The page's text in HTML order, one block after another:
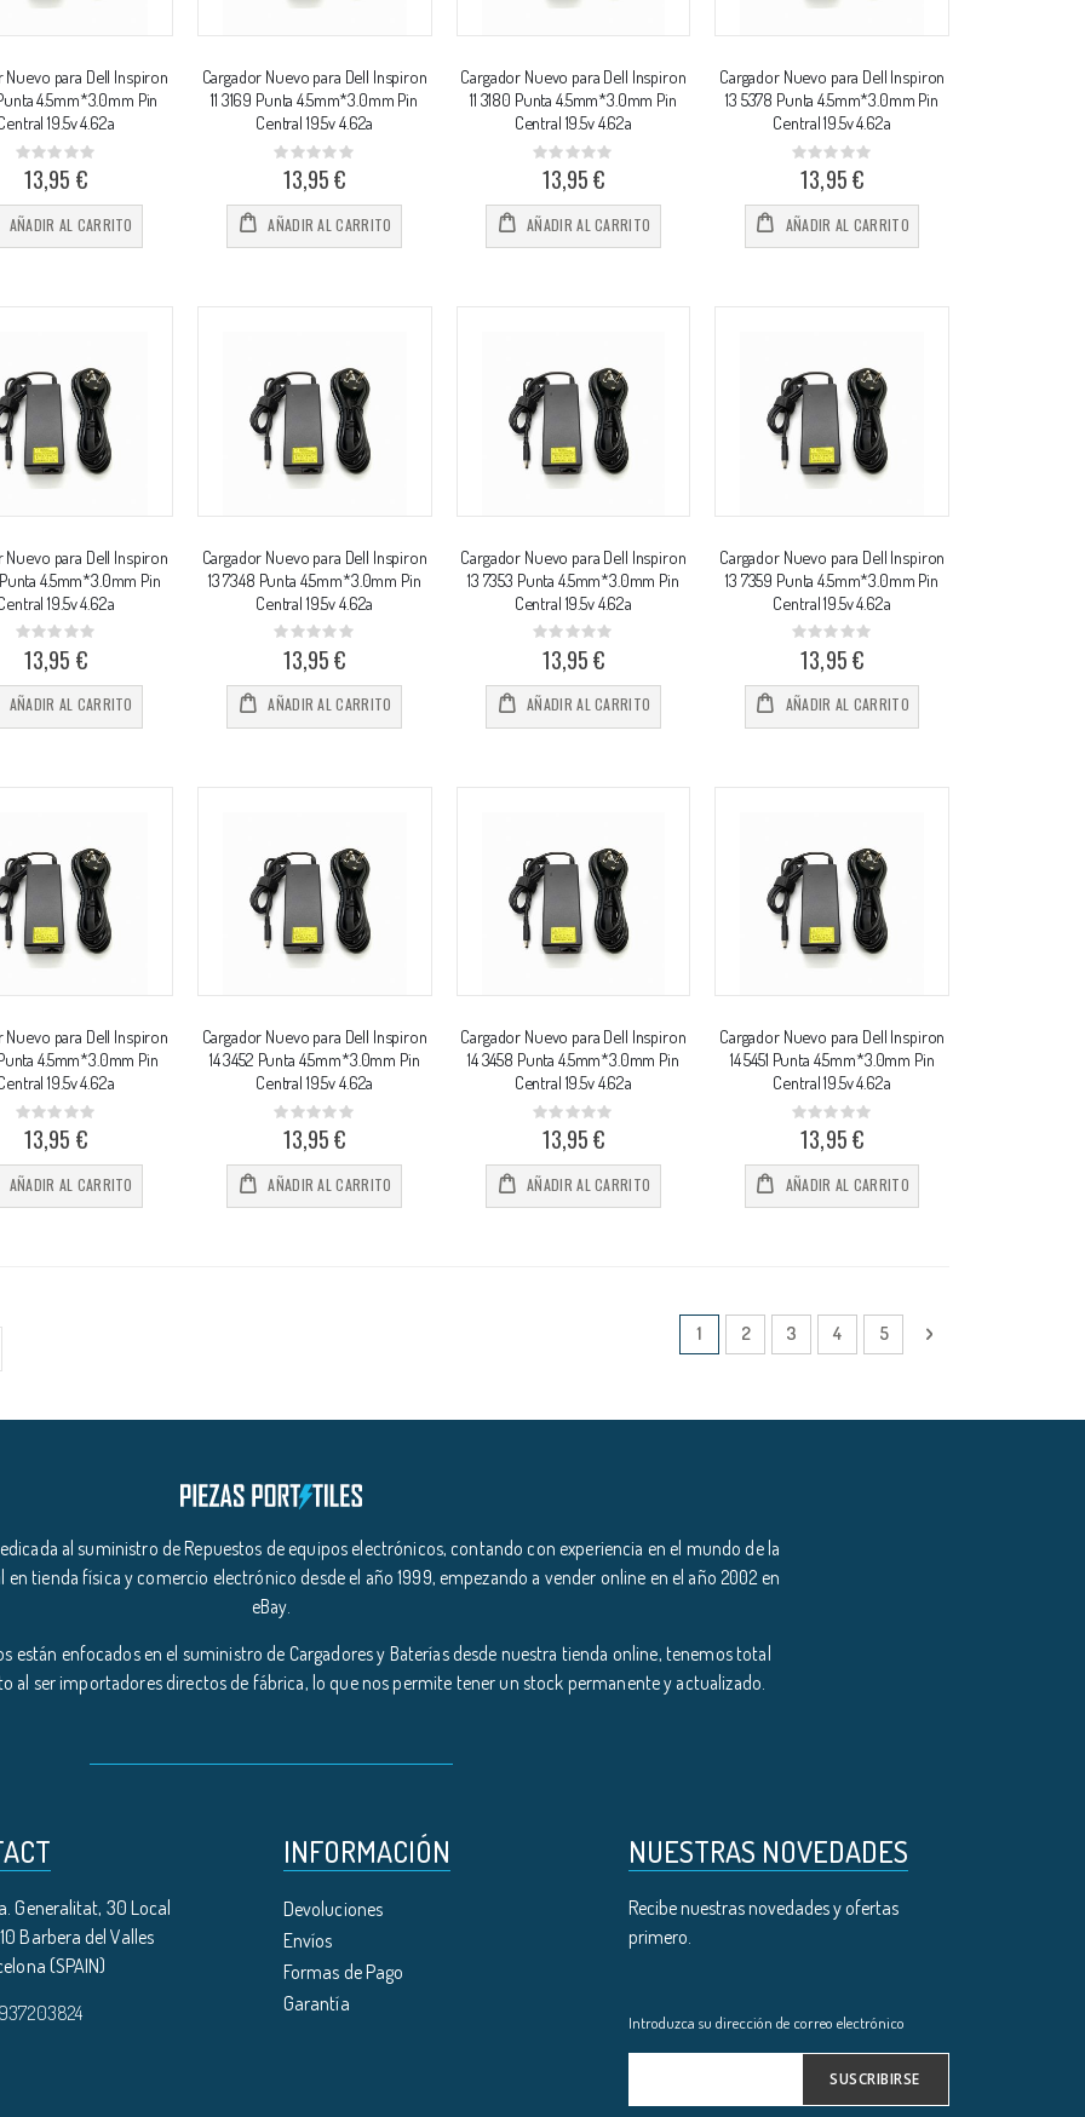
Nuevo para Dell Inspiron
Punta 4.5mm*3.0mm Pin
19.5v 4.62a
Rating:
0%
13,95 €
AÑADIR AL CARRITO
Cargador Nuevo para Dell Inspiron
11 3169 Punta 4.5mm*3.0mm Pin
Central 19.5v 4.62a
Rating:
0%
13,95 €
AÑADIR AL CARRITO
Cargador Nuevo para Dell Inspiron
11 3180 Punta 4.5mm*3.0mm Pin
Central 19.5v 4.62a
Rating:
0%
13,95 €
AÑADIR AL CARRITO
Cargador Nuevo para Dell Inspiron
13 5378 Punta 4.5mm*3.0mm Pin
Central 19.5v 4.62a
Rating:
0%
13,95 €
AÑADIR AL CARRITO
Nuevo para Dell Inspiron
Punta 4.5mm*3.0mm Pin
19.5v 4.62a
Rating:
0%
13,95 €
AÑADIR AL CARRITO
Cargador Nuevo para Dell Inspiron
13 7348 Punta 4.5mm*3.0mm Pin
Central 19.5v 4.62a
Rating:
0%
13,95 €
AÑADIR AL CARRITO
Cargador Nuevo para Dell Inspiron
13 7353 Punta 4.5mm*3.0mm Pin
Central 19.5v 4.62a
Rating:
0%
13,95 €
AÑADIR AL CARRITO
Cargador Nuevo para Dell Inspiron
13 7359 Punta 4.5mm*3.0mm Pin
Central 19.5v 4.62a
Rating:
0%
13,95 €
AÑADIR AL CARRITO
Nuevo para Dell Inspiron
Punta 4.5mm*3.0mm Pin
19.5v 4.62a
Rating:
0%
13,95 €
AÑADIR AL CARRITO
Cargador Nuevo para Dell Inspiron
14 3452 Punta 4.5mm*3.0mm Pin
Central 19.5v 4.62a
Rating:
0%
13,95 €
AÑADIR AL CARRITO
Cargador Nuevo para Dell Inspiron
14 3458 Punta 4.5mm*3.0mm Pin
Central 19.5v 4.62a
Rating:
0%
13,95 €
AÑADIR AL CARRITO
Cargador Nuevo para Dell Inspiron
14 5451 Punta 4.5mm*3.0mm Pin
Central 19.5v 4.62a
Rating:
0%
13,95 €
AÑADIR AL CARRITO
Página
Actualmente estás leyendo página
1 Página
2 Página
3 Página
4 Página
5 Página
Siguiente
al suministro de Repuestos de equipos electrónicos, contando con experiencia en el mundo de la
tienda física y comercio electrónico desde el año 1999, empezando a vender online en el año 2002 en
eBay.
están enfocados en el suministro de Cargadores y Baterías desde nuestra tienda online, tenemos total
al ser importadores directos de fábrica, lo que nos permite tener un stock permanente y actualizado.
Generalitat, 30 Local
Barbera del Valles
(SPAIN)
INFORMACIÓN
Devoluciones
Envíos
Formas de Pago
Garantía
NUESTRAS NOVEDADES
Recibe nuestras novedades y ofertas
primero.
Introduzca su dirección de correo electrónico
SUSCRIBIRSE